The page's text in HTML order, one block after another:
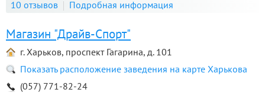
10 отзывов Подробная информация
Магазин "Драйв-Спорт"
г. Харьков, проспект Гагарина, д. 101
Показать расположение заведения на карте Харькова
(057) 771-82-24